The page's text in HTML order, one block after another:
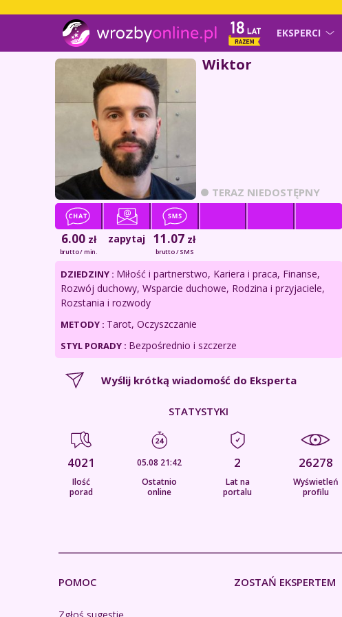
EKSPERCI
Wiktor
TERAZ NIEDOSTĘPNY
6.00 zł
brutto / min.
zapytaj 11.07 zł
brutto / SMS
DZIEDZINY : Miłość i partnerstwo, Kariera i praca, Finanse,
Rozwój duchowy, Wsparcie duchowe, Rodzina i przyjaciele,
Rozstania i rozwody
METODY : Tarot, Oczyszczanie
STYL PORADY : Bezpośrednio i szczerze
Wyślij krótką wiadomość do Eksperta
STATYSTYKI
4021
Ilość
porad
05.08 21:42
Ostatnio
online
2
Lat na
portalu
26278
Wyświetleń
profilu
POMOC ZOSTAŃ EKSPERTEM